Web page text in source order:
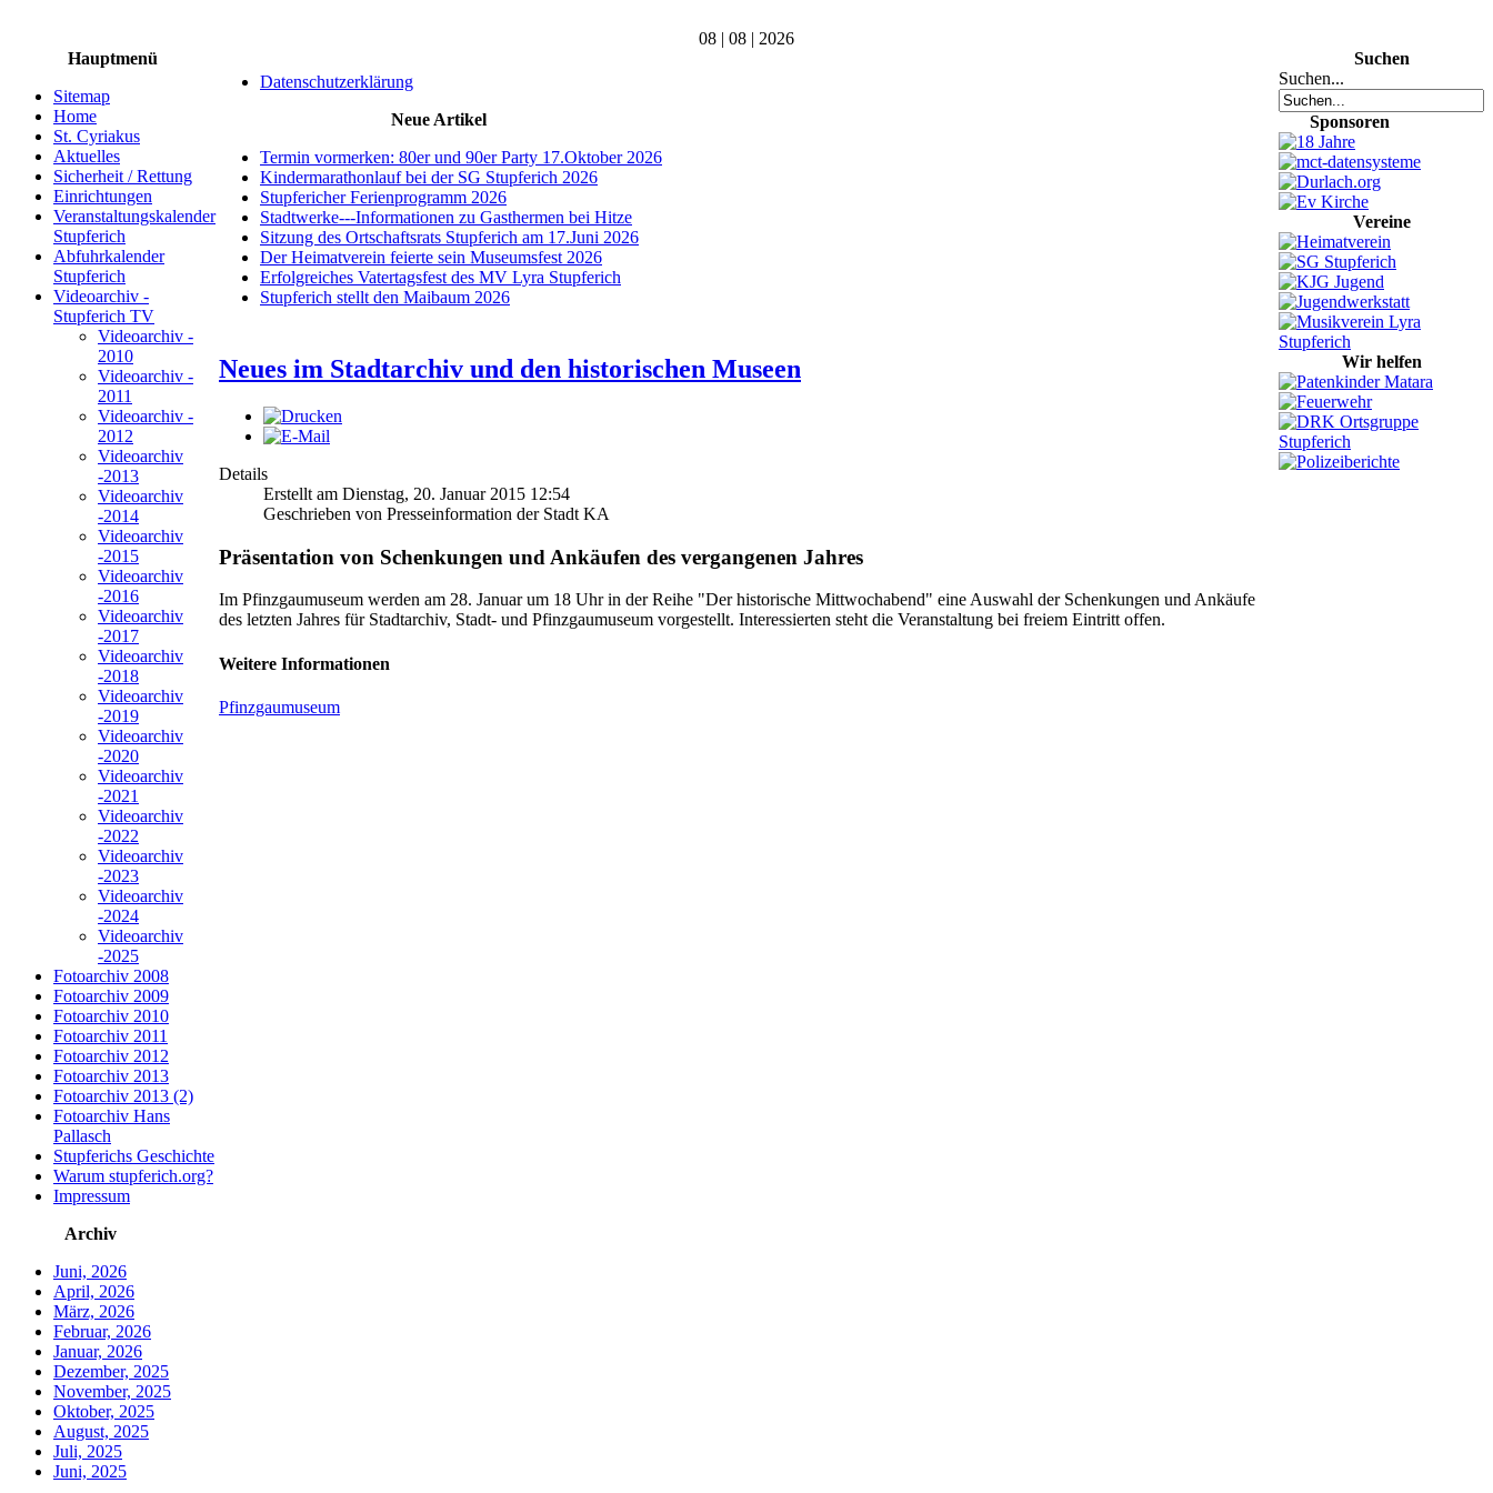
08 | 08 | 2026
Hauptmenü
Sitemap
Home
St. Cyriakus
Aktuelles
Sicherheit / Rettung
Einrichtungen
Veranstaltungskalender
Stupferich
Abfuhrkalender
Stupferich
Videoarchiv -
Stupferich TV
Videoarchiv -
2010
Videoarchiv -
2011
Videoarchiv -
2012
Videoarchiv
-2013
Videoarchiv
-2014
Videoarchiv
-2015
Videoarchiv
-2016
Videoarchiv
-2017
Videoarchiv
-2018
Videoarchiv
-2019
Videoarchiv
-2020
Videoarchiv
-2021
Videoarchiv
-2022
Videoarchiv
-2023
Videoarchiv
-2024
Videoarchiv
-2025
Fotoarchiv 2008
Fotoarchiv 2009
Fotoarchiv 2010
Fotoarchiv 2011
Fotoarchiv 2012
Fotoarchiv 2013
Fotoarchiv 2013 (2)
Fotoarchiv Hans
Pallasch
Stupferichs Geschichte
Warum stupferich.org?
Impressum
Archiv
Juni, 2026
April, 2026
März, 2026
Februar, 2026
Januar, 2026
Dezember, 2025
November, 2025
Oktober, 2025
August, 2025
Juli, 2025
Juni, 2025
Datenschutzerklärung
Neue Artikel
Termin vormerken: 80er und 90er Party 17.Oktober 2026
Kindermarathonlauf bei der SG Stupferich 2026
Stupfericher Ferienprogramm 2026
Stadtwerke---Informationen zu Gasthermen bei Hitze
Sitzung des Ortschaftsrats Stupferich am 17.Juni 2026
Der Heimatverein feierte sein Museumsfest 2026
Erfolgreiches Vatertagsfest des MV Lyra Stupferich
Stupferich stellt den Maibaum 2026
Neues im Stadtarchiv und den historischen Museen
Details
Erstellt am Dienstag, 20. Januar 2015 12:54
Geschrieben von Presseinformation der Stadt KA
Präsentation von Schenkungen und Ankäufen des vergangenen Jahres
Im Pfinzgaumuseum werden am 28. Januar um 18 Uhr in der Reihe "Der historische Mittwochabend" eine Auswahl der Schenkungen und Ankäufe
des letzten Jahres für Stadtarchiv, Stadt- und Pfinzgaumuseum vorgestellt. Interessierten steht die Veranstaltung bei freiem Eintritt offen.
Weitere Informationen
Pfinzgaumuseum
Suchen
Suchen...
Sponsoren
Vereine
Wir helfen